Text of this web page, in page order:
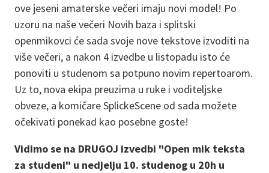
ove jeseni amaterske večeri imaju novi model! Po
uzoru na naše večeri Novih baza i splitski
openmikovci će sada svoje nove tekstove izvoditi na
više večeri, a nakon 4 izvedbe u listopadu isto će
ponoviti u studenom sa potpuno novim repertoarom.
Uz to, nova ekipa preuzima u ruke i voditeljske
obveze, a komičare SplickeScene od sada možete
očekivati ponekad kao posebne goste!
Vidimo se na DRUGOJ izvedbi "Open mik teksta
za studeni" u nedjelju 10. studenog u 20h u